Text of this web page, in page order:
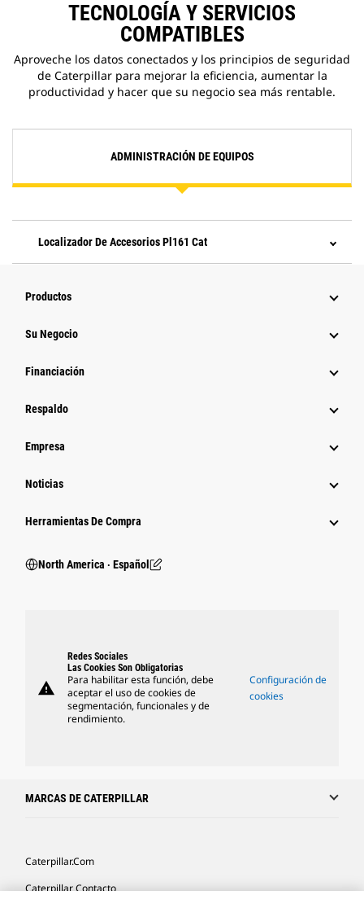
TECNOLOGÍA Y SERVICIOS
COMPATIBLES
Aproveche los datos conectados y los principios de seguridad
de Caterpillar para mejorar la eficiencia, aumentar la
productividad y hacer que su negocio sea más rentable.
ADMINISTRACIÓN DE EQUIPOS
Localizador De Accesorios Pl161 Cat
Productos
Su Negocio
Financiación
Respaldo
Empresa
Noticias
Herramientas De Compra
North America ‧ Español
warning
Redes Sociales
Las Cookies Son Obligatorias
Para habilitar esta función, debe
aceptar el uso de cookies de
segmentación, funcionales y de
rendimiento.
Configuración de
cookies
MARCAS DE CATERPILLAR
Caterpillar.com
Caterpillar Contacto